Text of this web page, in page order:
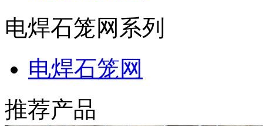
电焊石笼网系列
电焊石笼网
推荐产品